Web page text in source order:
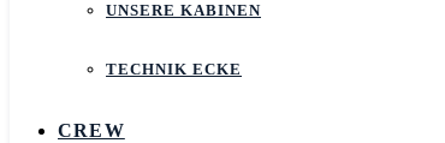
UNSERE KABINEN
TECHNIK ECKE
CREW